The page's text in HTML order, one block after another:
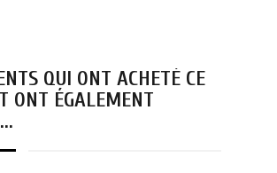
QUI ONT ACHETÉ CE
ONT ÉGALEMENT